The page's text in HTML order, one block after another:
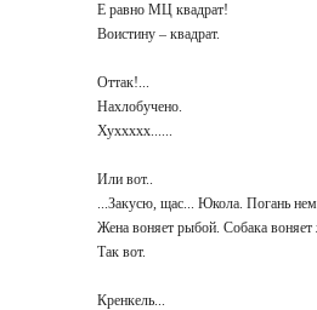
Е равно МЦ квадрат!
Воистину – квадрат.
Оттак!...
Нахлобучено.
Хуххххх......
Или вот..
...Закусю, щас... Юкола. Погань
Жена воняет рыбой. Собака
Так вот.
Кренкель...